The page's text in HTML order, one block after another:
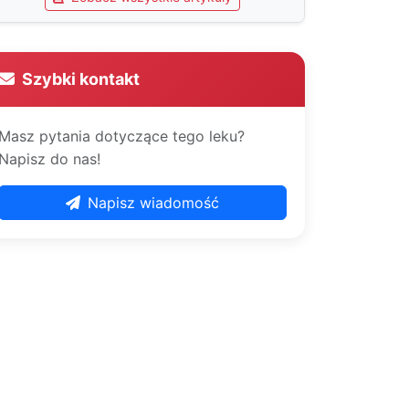
Szybki kontakt
pytania dotyczące tego leku?
do nas!
Napisz wiadomość